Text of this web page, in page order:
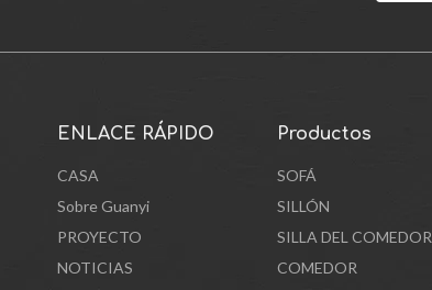
ENLACE RÁPIDO
CASA
Sobre Guanyi
PROYECTO
NOTICIAS
Productos
SOFÁ
SILLÓN
SILLA DEL COMEDOR
COMEDOR